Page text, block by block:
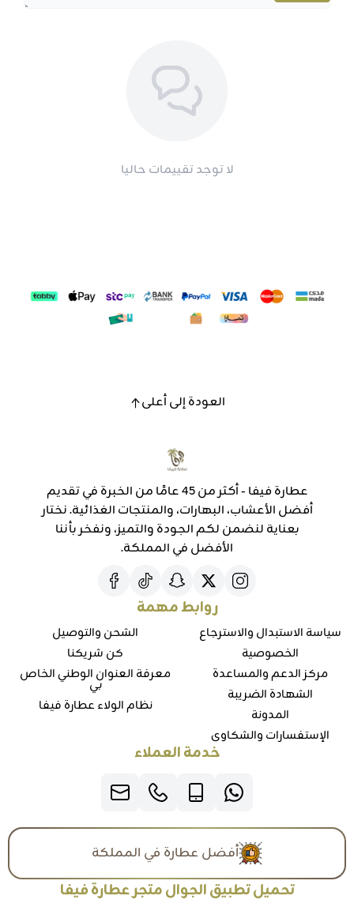
لا توجد تقييمات حاليا
العودة إلى أعلى
عطارة فيفا - أكثر من 45 عامًا من الخبرة في تقديم
أفضل الأعشاب، البهارات، والمنتجات الغذائية. نختار
بعناية لنضمن لكم الجودة والتميز، ونفخر بأننا
الأفضل في المملكة.
روابط مهمة
سياسة الاستبدال والاسترجاع
الخصوصية
مركز الدعم والمساعدة
الشهادة الضريبة
المدونة
الإستفسارات والشكاوي
الشحن والتوصيل
كن شريكنا
معرفة العنوان الوطني الخاص
بي
نظام الولاء عطارة فيفا
خدمة العملاء
أفضل عطارة في المملكة
تحميل تطبيق الجوال متجر عطارة فيفا